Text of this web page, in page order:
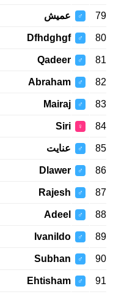
79
♂ عميش
80
♂
Dfhdghgf
81
♂
Qadeer
82
♂
Abraham
83
♂
Mairaj
84
♀
Siri
85
♂ عنایت
86
♂
Dlawer
87
♂
Rajesh
88
♂
Adeel
89
♂
Ivanildo
90
♂
Subhan
91
♂
Ehtisham